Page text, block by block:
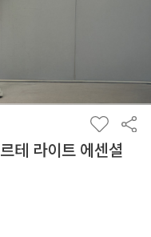
테 라이트 에센셜